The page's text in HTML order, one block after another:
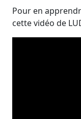
Pour en
cette vidéo de